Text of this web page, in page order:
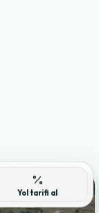
Yol tarifi al